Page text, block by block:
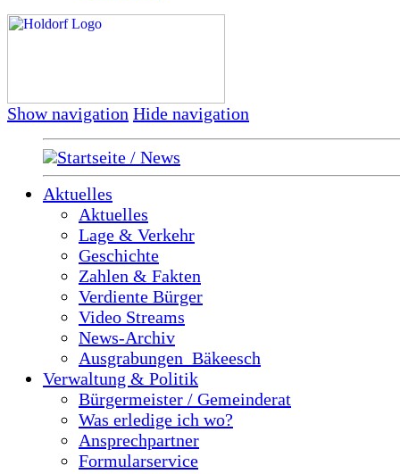
Show navigation Hide navigation
Startseite / News
Aktuelles
Aktuelles
Lage & Verkehr
Geschichte
Zahlen & Fakten
Verdiente Bürger
Video Streams
News-Archiv
Ausgrabungen_Bäkeesch
Verwaltung & Politik
Bürgermeister / Gemeinderat
Was erledige ich wo?
Ansprechpartner
Formularservice